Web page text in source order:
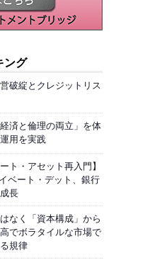
ング
破綻とクレジットリス
済と倫理の両立」を体
用を実践
ト・アセット再入門】
ベート・デット、銀行
長
なく「資本構成」から
でボラタイルな市場で
規律